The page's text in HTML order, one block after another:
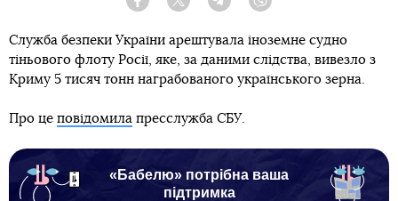
Facebook Twitter Telegram
Служба безпеки України арештувала іноземне судно
тіньового флоту Росії, яке, за даними слідства, вивезло з
Криму 5 тисяч тонн награбованого українського зерна.
Про це повідомила пресслужба СБУ.
«Бабелю» потрібна ваша
підтримка